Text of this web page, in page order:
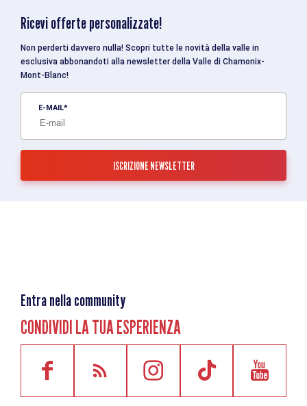
Ricevi offerte personalizzate!
Non perderti davvero nulla! Scopri tutte le novità della valle in
esclusiva abbonandoti alla newsletter della Valle di Chamonix-
Mont-Blanc!
E-MAIL
Entra nella community
CONDIVIDI LA TUA ESPERIENZA